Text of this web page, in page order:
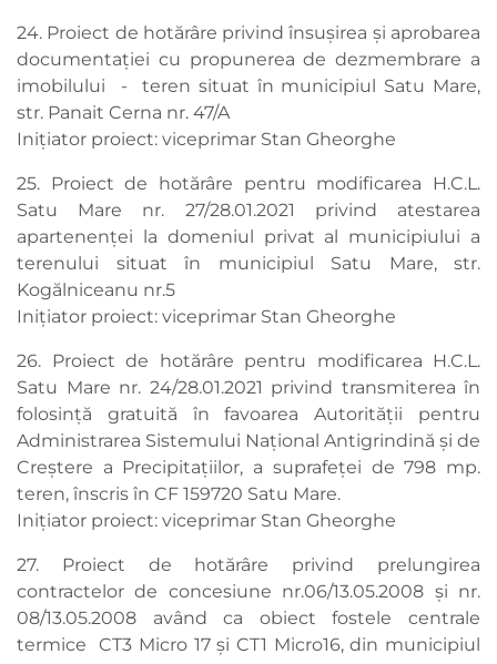
24. Proiect de hotărâre privind însușirea și aprobarea
documentației cu propunerea de dezmembrare a
imobilului - teren situat în municipiul Satu Mare,
str. Panait Cerna nr. 47/A
Inițiator proiect: viceprimar Stan Gheorghe
25. Proiect de hotărâre pentru modificarea H.C.L.
Satu Mare nr. 27/28.01.2021 privind atestarea
apartenenței la domeniul privat al municipiului a
terenului situat în municipiul Satu Mare, str.
Kogălniceanu nr.5
Inițiator proiect: viceprimar Stan Gheorghe
26. Proiect de hotărâre pentru modificarea H.C.L.
Satu Mare nr. 24/28.01.2021 privind transmiterea în
folosință gratuită în favoarea Autorității pentru
Administrarea Sistemului Național Antigrindină și de
Creștere a Precipitațiilor, a suprafeței de 798 mp.
teren, înscris în CF 159720 Satu Mare.
Inițiator proiect: viceprimar Stan Gheorghe
27. Proiect de hotărâre privind prelungirea
contractelor de concesiune nr.06/13.05.2008 și nr.
08/13.05.2008 având ca obiect fostele centrale
termice CT3 Micro 17 și CT1 Micro16, din municipiul